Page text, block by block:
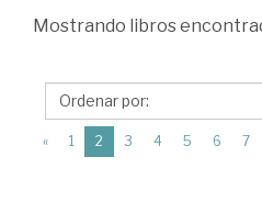
>
>
Estructura
social.
Mostrando libros
« 1 2 (current)
3 4 5 6 7